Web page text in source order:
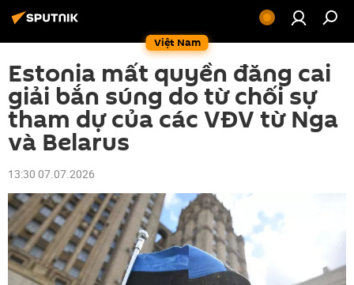
Việt Nam
Estonia mất quyền đăng cai
giải bắn súng do từ chối sự
tham dự của các VĐV từ Nga
và Belarus
13:30 07.07.2026